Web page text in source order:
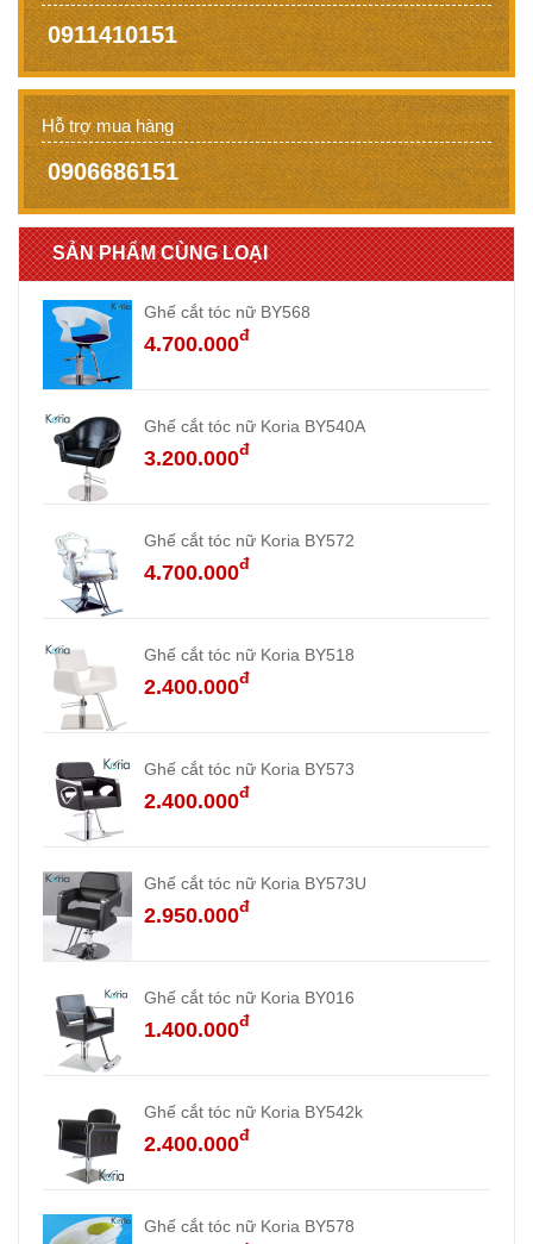
0911410151
Hỗ trợ mua hàng
0906686151
SẢN PHẨM CÙNG LOẠI
Ghế cắt tóc nữ BY568
4.700.000đ
Ghế cắt tóc nữ Koria BY540A
3.200.000đ
Ghế cắt tóc nữ Koria BY572
4.700.000đ
Ghế cắt tóc nữ Koria BY518
2.400.000đ
Ghế cắt tóc nữ Koria BY573
2.400.000đ
Ghế cắt tóc nữ Koria BY573U
2.950.000đ
Ghế cắt tóc nữ Koria BY016
1.400.000đ
Ghế cắt tóc nữ Koria BY542k
2.400.000đ
Ghế cắt tóc nữ Koria BY578